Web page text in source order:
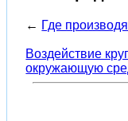
← Где
Воздействие
окружающую